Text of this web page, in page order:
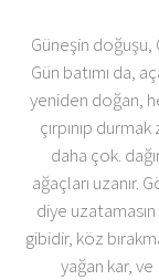
Güneşin doğuşu,
Gün batımı da,
yeniden doğan,
çırpınıp
daha çok.
ağaçları uzanır.
diye
gibidir, köz
yağan kar,